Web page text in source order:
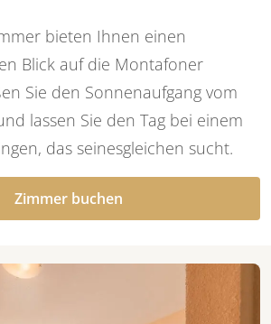
bieten Ihnen einen
Blick auf die Montafoner
Sie den Sonnenaufgang vom
lassen Sie den Tag bei einem
das seinesgleichen sucht.
Zimmer buchen